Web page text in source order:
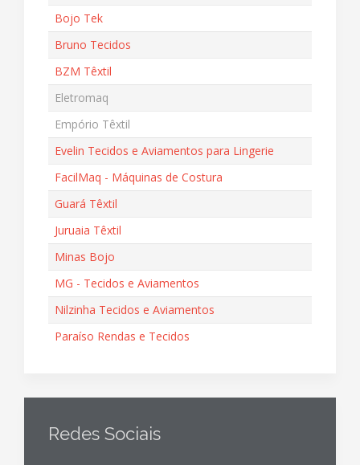
Bojo Tek
Bruno Tecidos
BZM Têxtil
Eletromaq
Empório Têxtil
Evelin Tecidos e Aviamentos para Lingerie
FacilMaq - Máquinas de Costura
Guará Têxtil
Juruaia Têxtil
Minas Bojo
MG - Tecidos e Aviamentos
Nilzinha Tecidos e Aviamentos
Paraíso Rendas e Tecidos
Redes Sociais